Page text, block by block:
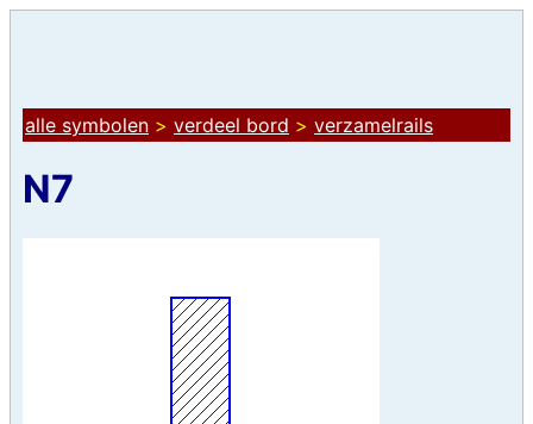
alle symbolen > verdeel bord > verzamelrails
N7